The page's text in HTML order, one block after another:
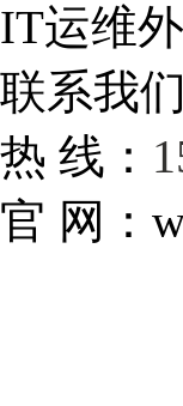
IT运维
联系我
热 线：
官 网：